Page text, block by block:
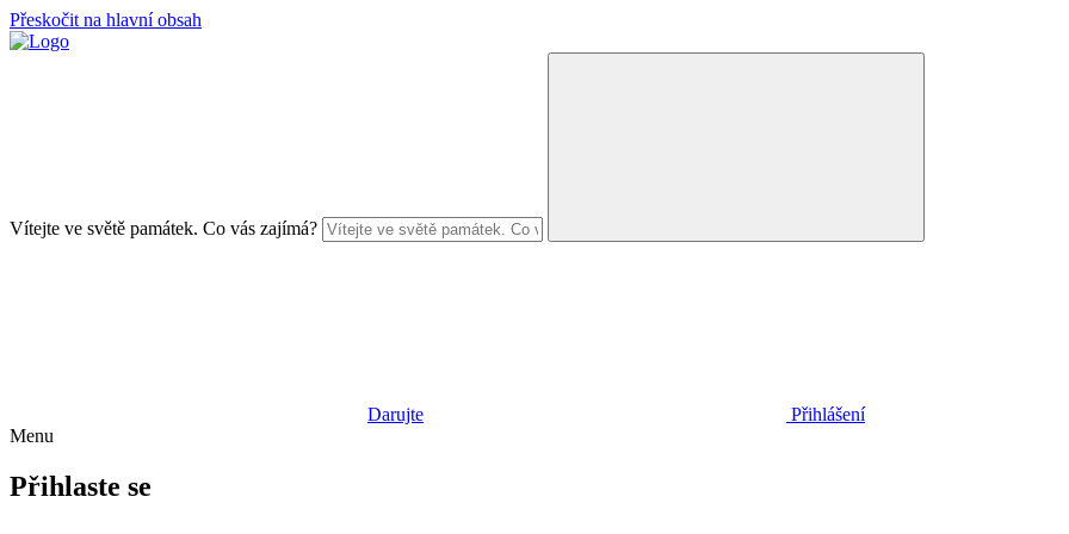
Přeskočit na hlavní obsah
Vítejte ve světě památek. Co vás zajímá?
Darujte
Přihlášení
Menu
Přihlaste se